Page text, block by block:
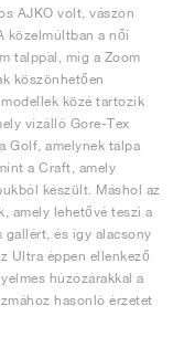
AJKO volt, vászon
közelmúltban a női
talppal, míg a Zoom
köszönhetően
közé tartozik
vízálló Gore-Tex
Golf, amelynek talpa
a Craft, amely
készült. Máshol az
amely lehetővé teszi a
gallért, és így alacsony
Ultra éppen ellenkező
húzózárakkal a
hasonló érzetet